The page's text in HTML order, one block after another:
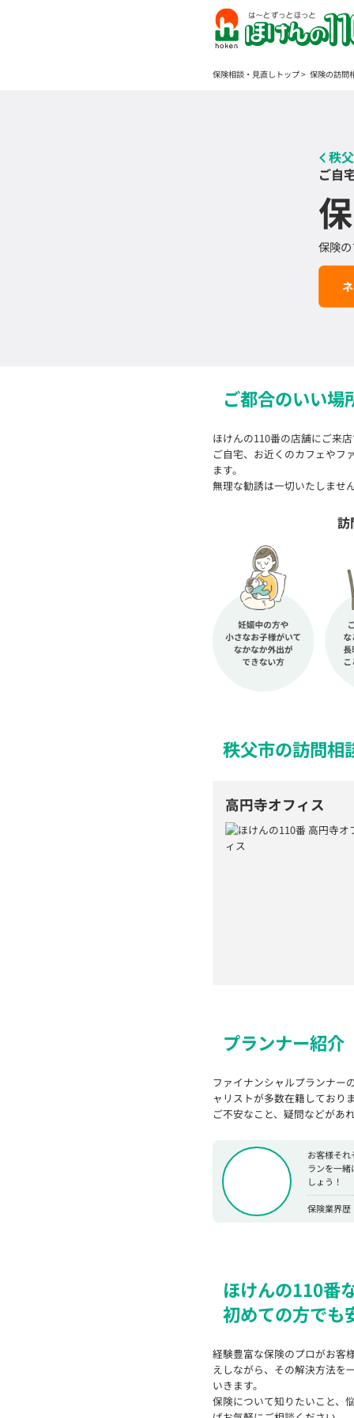
保険相談・見直しトップ 保険の訪問
秩
ご自
保険
ご都合のいい場
ほけんの110番の店舗にご来
ご自宅、お近くのカフェやフ
ます。
無理な勧誘は一切いたしませ
訪
秩父市の訪問相
高円寺オフィス
プランナー紹介
ファイナンシャルプランナー
ャリストが多数在籍しており
ご不安なこと、疑問などがあ
お客様それ
ランを一緒
しょう！
保険業界歴
ほけんの110番
初めての方でも
経験豊富な保険のプロがお客
えしながら、その解決方法を
いきます。
保険について知りたいこと、